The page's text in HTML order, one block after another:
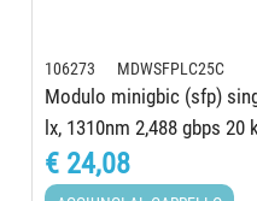
106273 MDWSFPLC25C
Modulo minigbic (sfp)
lx, 1310nm 2,488 gbps
€ 24,08